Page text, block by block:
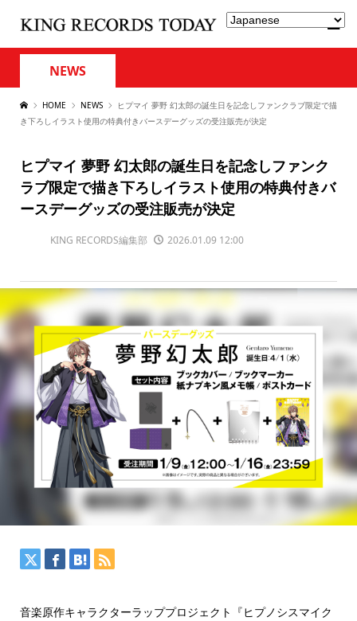
NEWS
HOME NEWS
ヒプマイ 夢野 幻太郎の誕生日を記念しファンクラブ限定で描
き下ろしイラスト使用の特典付きバースデーグッズの受注販売が決定
ヒプマイ 夢野 幻太郎の誕生日を記念しファンク
ラブ限定で描き下ろしイラスト使用の特典付きバ
ースデーグッズの受注販売が決定
KING RECORDS編集部 2026.01.09 12:00
音楽原作キャラクターラッププロジェクト『ヒプノシスマイク